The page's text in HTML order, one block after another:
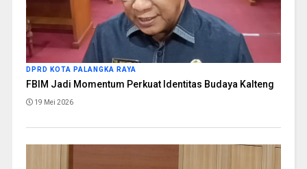
DPRD KOTA PALANGKA RAYA
FBIM Jadi Momentum Perkuat Identitas Budaya Kalteng
19 Mei 2026